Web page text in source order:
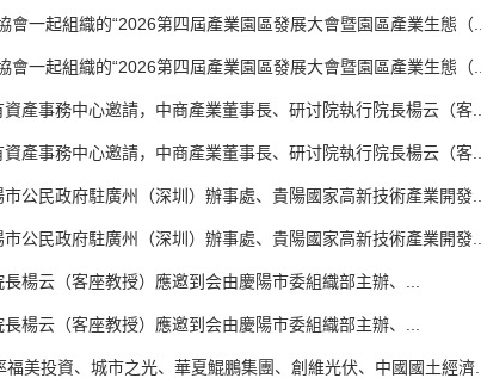
起組織的“2026第四屆產業園區發展大會暨園區產業生態（...
起組織的“2026第四屆產業園區發展大會暨園區產業生態（...
事務中心邀請，中商產業董事長、研讨院執行院長楊云（客...
事務中心邀請，中商產業董事長、研讨院執行院長楊云（客...
民政府駐廣州（深圳）辦事處、貴陽國家高新技術產業開發...
民政府駐廣州（深圳）辦事處、貴陽國家高新技術產業開發...
云（客座教授）應邀到会由慶陽市委組織部主辦、...
云（客座教授）應邀到会由慶陽市委組織部主辦、...
投資、城市之光、華夏鯤鵬集團、創維光伏、中國國土經濟...